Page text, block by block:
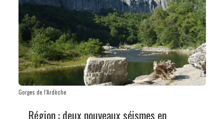
Gorges de l’Ardèche
Région : deux nouveaux séismes en